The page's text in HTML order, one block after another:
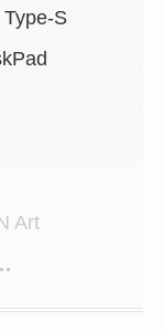
S
Art